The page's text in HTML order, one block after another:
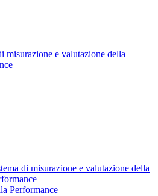
misurazione e valutazione della
di misurazione e valutazione della
Performance